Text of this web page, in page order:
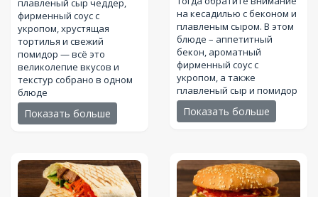
плавленый сыр чеддер,
фирменный соус с
укропом, хрустящая
тортилья и свежий
помидор — всё это
великолепие вкусов и
текстур собрано в одном
блюде
Показать больше
на кесадилью с беконом и
плавленым сыром. В этом
блюде – аппетитный
бекон, ароматный
фирменный соус с
укропом, а также
плавленый сыр и помидор
Показать больше